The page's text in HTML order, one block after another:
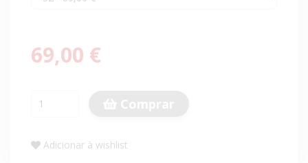
69,00 €
Adicionar à wishlist